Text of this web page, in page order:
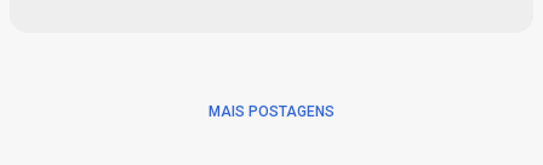
MAIS POSTAGENS